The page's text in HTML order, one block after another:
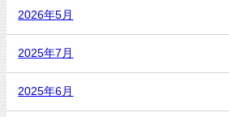
2026年5月
2025年7月
2025年6月